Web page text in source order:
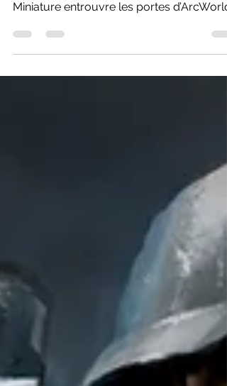
surtout de ses figurines donc, Dragon
en France et go se poutrer dans la
gigantesque forêt Mildaark !